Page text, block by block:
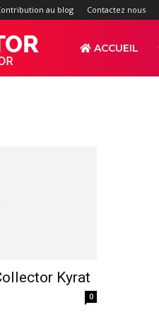
au blog Contactez nous
d'actualités
ACCUEIL
Kyrat
0